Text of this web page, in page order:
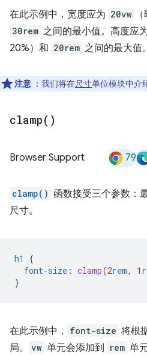
在此示例中，宽度应为 20vw
30rem 之间的最小值。高度应
20%）和 20rem 之间的最大值。
注意 ：我们将在尺寸单位模块中介
clamp( )
Browser Support 79
clamp() 函数接受三个参数：
尺寸。
h1
{
font-size : clamp(2rem, 1
}
在此示例中， font-size 将根
局。
vw 单元会添加到 rem 单